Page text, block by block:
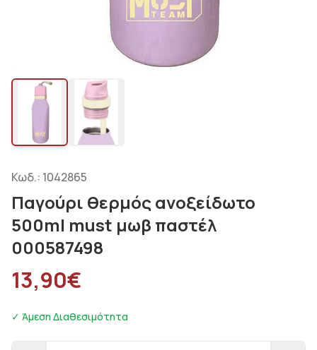
Κωδ.: 1042865
Παγούρι θερμός ανοξείδωτο
500ml must μωβ παστέλ
000587498
13,90€
✓ Άμεση Διαθεσιμότητα